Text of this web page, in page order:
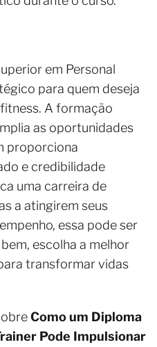
em Personal
para quem deseja
A formação
as oportunidades
proporciona
e credibilidade
uma carreira de
a atingirem seus
essa pode ser
escolha a melhor
transformar vidas
Como um Diploma
Pode Impulsionar